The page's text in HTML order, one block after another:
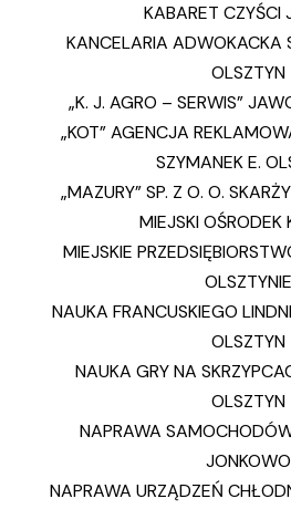
KABARET CZYŚCI
KANCELARIA ADWOKACKA
OLSZTYN
„K. J. AGRO – SERWIS”
„KOT” AGENCJA
SZYMANEK E.
„MAZURY” SP. Z O. O.
MIEJSKI OŚRODEK
MIEJSKIE
OLSZTYNIE
NAUKA FRANCUSKIEGO
OLSZTYN
NAUKA GRY NA
OLSZTYN
NAPRAWA
JONKOWO
NAPRAWA URZĄDZEŃ